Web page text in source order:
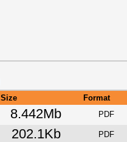
Size
Format
8.442Mb PDF
202.1Kb PDF